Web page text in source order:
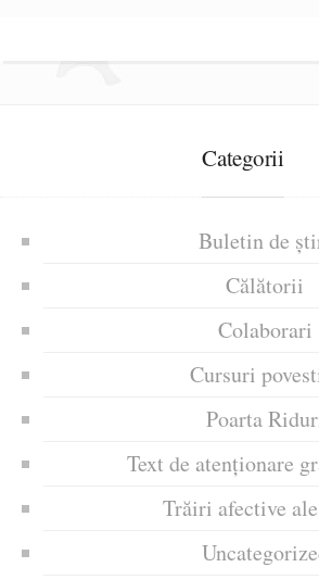
Categorii
Buletin de
Călătorii
Colaborari
Cursuri
Poarta
Text de atenționare
Trăiri afective